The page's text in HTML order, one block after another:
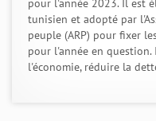
pour l'année 2023. Il est
tunisien et adopté par
peuple (ARP) pour fixer
pour l'année en
l'économie, réduire la